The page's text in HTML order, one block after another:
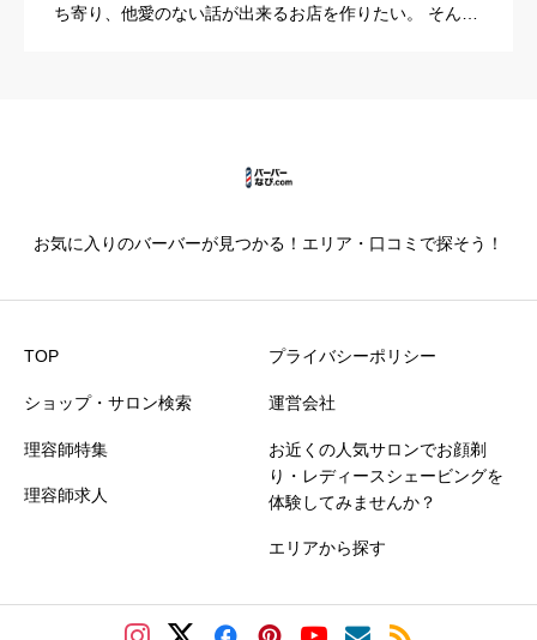
ち寄り、他愛のない話が出来るお店を作りたい。 そんな
お気に入りのバーバーが見つかる！エリア・口コミで探そう！
TOP
ショップ・サロン検索
理容師特集
理容師求人
プライバシーポリシー
運営会社
お近くの人気サロンでお顔剃
り・レディースシェービングを
体験してみませんか？
エリアから探す